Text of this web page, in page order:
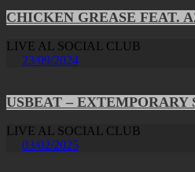
CHICKEN GREASE FEAT.
LIVE AL SOCIAL CLUB
23/09/2024
USBEAT – EXTEMPORARY
LIVE AL SOCIAL CLUB
03/02/2025